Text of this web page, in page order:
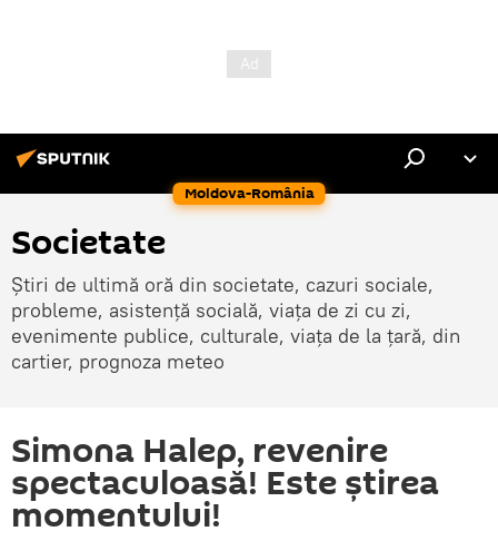
Moldova-România
Societate
Știri de ultimă oră din societate, cazuri sociale,
probleme, asistență socială, viața de zi cu zi,
evenimente publice, culturale, viața de la țară, din
cartier, prognoza meteo
Simona Halep, revenire
spectaculoasă! Este știrea
momentului!